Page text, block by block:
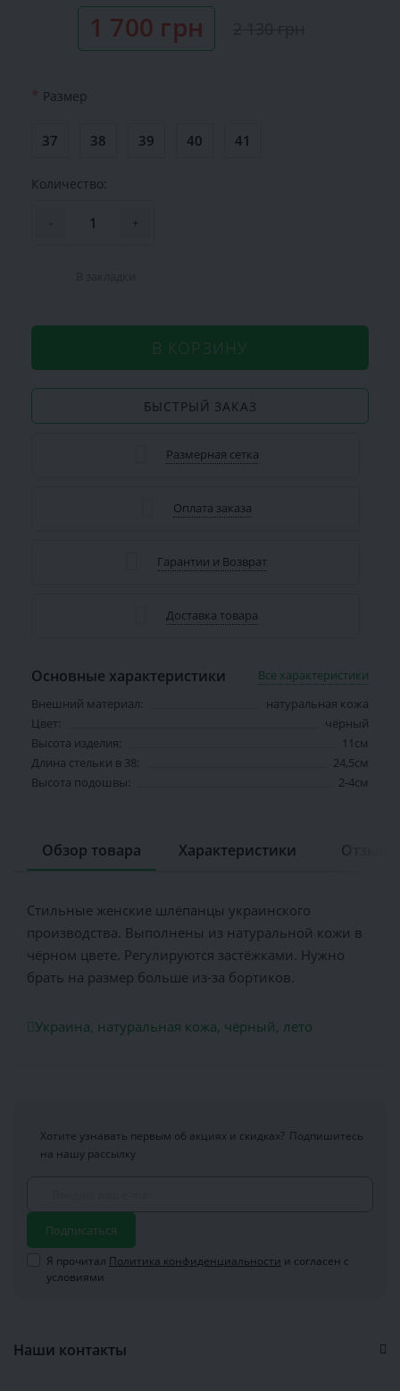
1 700 грн
* Размер
37 38 39 40 41
Количество:
- +
В КОРЗИНУ
БЫСТРЫЙ ЗАКАЗ
Размерная сетка
Оплата заказа
Гарантии и Возврат
Доставка товара
Основные характеристики
Все характеристики
Внешний материал:
натуральная кожа
Цвет:
чёрный
Высота изделия:
11см
Длина стельки в 38:
24,5см
Высота подошвы:
2-4см
Обзор товара Характеристики
Стильные женские шлёпанцы украинского
производства. Выполнены из натуральной кожи в
чёрном цвете. Регулируются застёжками. Нужно
брать на размер больше из-за бортиков.
Украина, натуральная кожа, чёрный, лето
Хотите узнавать первым об акциях и скидках? Подпишитесь
на нашу рассылку
Подписаться
Я прочитал Политика конфиденциальности и согласен с
условиями
Наши контакты